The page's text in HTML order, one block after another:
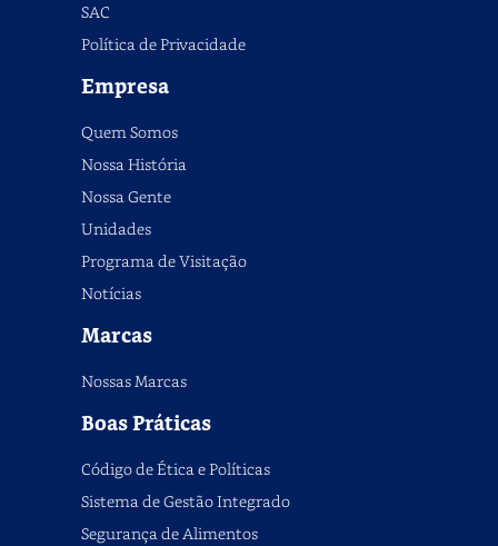
SAC
Política de Privacidade
Empresa
Quem Somos
Nossa História
Nossa Gente
Unidades
Programa de Visitação
Notícias
Marcas
Nossas Marcas
Boas Práticas
Código de Ética e Políticas
Sistema de Gestão Integrado
Segurança de Alimentos